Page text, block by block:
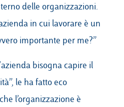
delle organizzazioni.
in cui lavorare è un
importante per me?”
bisogna capire il
le ha fatto eco
l’organizzazione è